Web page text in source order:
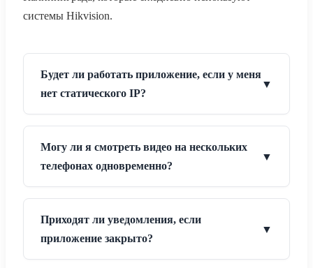
системы Hikvision.
Будет ли работать приложение, если у меня
нет статического IP?
▼
связывается с камерой через облачный сервер-
посредник. Вам достаточно любого интернета, будь то
ставим такие решения на стройках, где из связи
Могу ли я смотреть видео на нескольких
телефонах одновременно?
▼
на разных устройствах, либо использовать функцию
«Поделиться устройством». Второй вариант
Приходят ли уведомления, если
приложение закрыто?
▼